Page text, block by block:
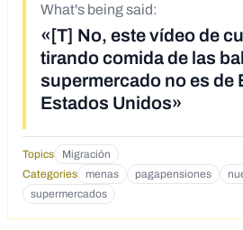
What's being said:
«[T] No, este vídeo de
tirando comida de las
supermercado no es de
Estados Unidos»
Topics Migración
Categories
menas pagapensiones
supermercados